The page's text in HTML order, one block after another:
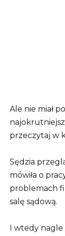
Ale nie miał
przeczytaj w
Sędzia
mówiła o
problemach
salę sądową.
I wtedy nagle